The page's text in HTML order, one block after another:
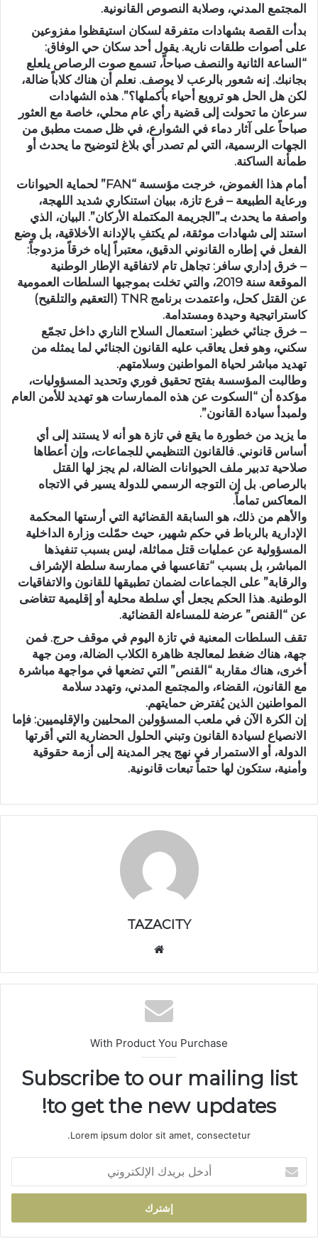
المجتمع المدني، وصلابة النصوص القانونية.
بدأت القصة بشهادات متفرقة لسكان استيقظوا مفزوعين
على أصوات طلقات نارية. يقول أحد سكان حي الوفاق:
“الساعة الثانية والنصف صباحاً، تسمع صوت الرصاص يلعلع
بجانبك. إنه شعور بالرعب لا يوصف. نعلم أن هناك كلاباً ضالة،
لكن هل الحل هو ترويع أحياء بأكملها؟”. هذه الشهادات
سرعان ما تحولت إلى قضية رأي عام محلي، خاصة مع العثور
صباحاً على آثار دماء في الشوارع، في ظل صمت مطبق من
الجهات الرسمية، التي لم تصدر أي بلاغ لتوضيح ما يحدث أو
طمأنة الساكنة.
أمام هذا الغموض، خرجت مؤسسة “FAN” لحماية الحيوانات
ورعاية الطبيعة – فرع تازة، ببيان استنكاري شديد اللهجة،
واصفة ما يحدث بـ”الجريمة المكتملة الأركان”. البيان، الذي
استند إلى شهادات موثقة، لم يكتفِ بالإدانة الأخلاقية، بل وضع
الفعل في إطاره القانوني الدقيق، معتبراً إياه خرقاً مزدوجاً:
– خرق إداري سافر: تجاهل تام لاتفاقية الإطار الوطنية
الموقعة سنة 2019، والتي تخلت بموجبها السلطات العمومية
عن القتل كحل، واعتمدت برنامج TNR (التعقيم والتلقيح)
كاستراتيجية وحيدة ومستدامة.
– خرق جنائي خطير: استعمال السلاح الناري داخل تجمّع
سكني، وهو فعل يعاقب عليه القانون الجنائي لما يمثله من
تهديد مباشر لحياة المواطنين وسلامتهم.
وطالبت المؤسسة بفتح تحقيق فوري وتحديد المسؤوليات،
مؤكدة أن “السكوت عن هذه الممارسات هو تهديد للأمن العام
ولمبدأ سيادة القانون”.
ما يزيد من خطورة ما يقع في تازة هو أنه لا يستند إلى أي
أساس قانوني. فالقانون التنظيمي للجماعات، وإن أعطاها
صلاحية تدبير ملف الحيوانات الضالة، لم يجز لها القتل
بالرصاص. بل إن التوجه الرسمي للدولة يسير في الاتجاه
المعاكس تماماً.
والأهم من ذلك، هو السابقة القضائية التي أرستها المحكمة
الإدارية بالرباط في حكم شهير، حيث حمّلت وزارة الداخلية
المسؤولية عن عمليات قتل مماثلة، ليس بسبب تنفيذها
المباشر، بل بسبب “تقاعسها في ممارسة سلطة الإشراف
والرقابة” على الجماعات لضمان تطبيقها للقانون والاتفاقيات
الوطنية. هذا الحكم يجعل أي سلطة محلية أو إقليمية تتغاضى
عن “القنص” عرضة للمساءلة القضائية.
تقف السلطات المعنية في تازة اليوم في موقف حرج. فمن
جهة، هناك ضغط لمعالجة ظاهرة الكلاب الضالة، ومن جهة
أخرى، هناك مقاربة “القنص” التي تضعها في مواجهة مباشرة
مع القانون، القضاء، والمجتمع المدني، وتهدد سلامة
المواطنين الذين يُفترض حمايتهم.
إن الكرة الآن في ملعب المسؤولين المحليين والإقليميين: فإما
الانصياع لسيادة القانون وتبني الحلول الحضارية التي أقرتها
الدولة، أو الاستمرار في نهج يجر المدينة إلى أزمة حقوقية
وأمنية، ستكون لها حتماً تبعات قانونية.
TAZACITY
الوي
ب
With Product You Purchase
Subscribe to our mailing list
to get the new updates!
Lorem ipsum dolor sit amet, consectetur.
خ
ب